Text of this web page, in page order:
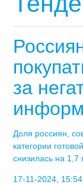
за
Доля россиян,
категории
снизилась на 1,7
17-11-2024, 15:54